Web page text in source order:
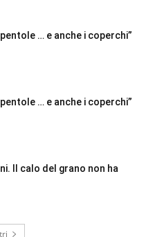
… e anche i coperchi”
… e anche i coperchi”
Il calo del grano non ha